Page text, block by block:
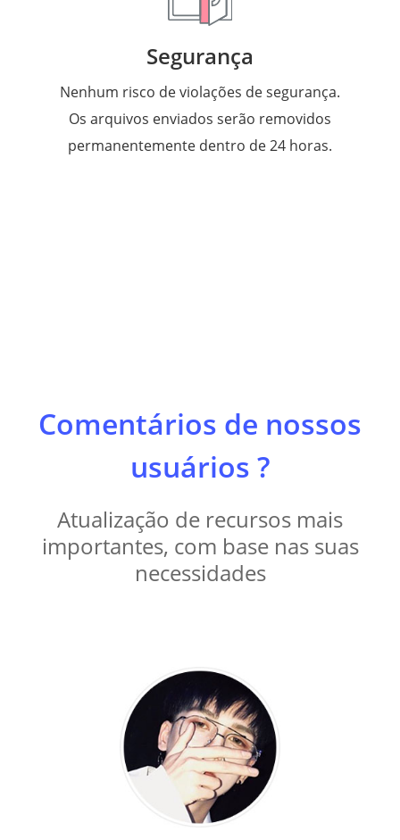
Segurança
Nenhum risco de violações de segurança.
Os arquivos enviados serão removidos
permanentemente dentro de 24 horas.
Comentários de nossos
usuários ?
Atualização de recursos mais
importantes, com base nas suas
necessidades